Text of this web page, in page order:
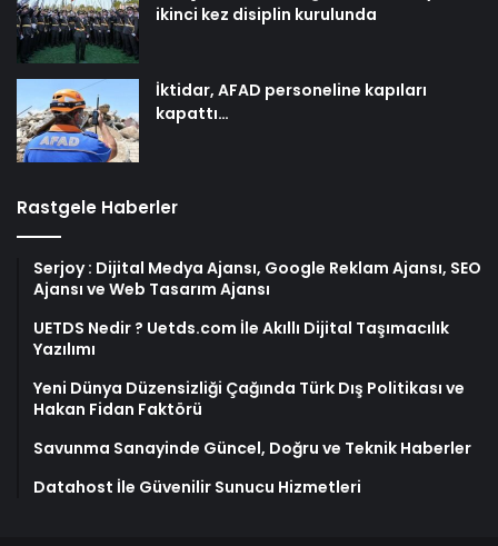
ikinci kez disiplin kurulunda
İktidar, AFAD personeline kapıları
kapattı…
Rastgele Haberler
Serjoy : Dijital Medya Ajansı, Google Reklam Ajansı, SEO
Ajansı ve Web Tasarım Ajansı
UETDS Nedir ? Uetds.com İle Akıllı Dijital Taşımacılık
Yazılımı
Yeni Dünya Düzensizliği Çağında Türk Dış Politikası ve
Hakan Fidan Faktörü
Savunma Sanayinde Güncel, Doğru ve Teknik Haberler
Datahost İle Güvenilir Sunucu Hizmetleri